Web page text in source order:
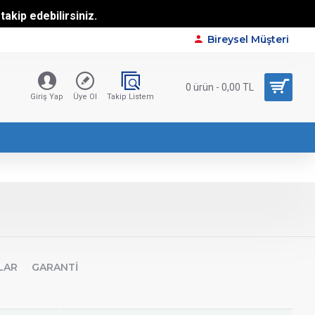
takip edebilirsiniz.
Bireysel Müşteri
Giriş Yap Üye Ol Takip Listem
0 ürün - 0,00 TL
GARANTI